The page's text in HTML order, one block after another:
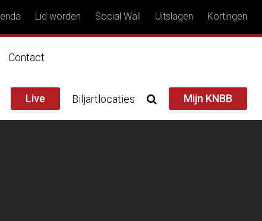
Lid worden Social Wall Uitslagen Kortingen
Contact
Live Biljartlocaties Mijn KNBB